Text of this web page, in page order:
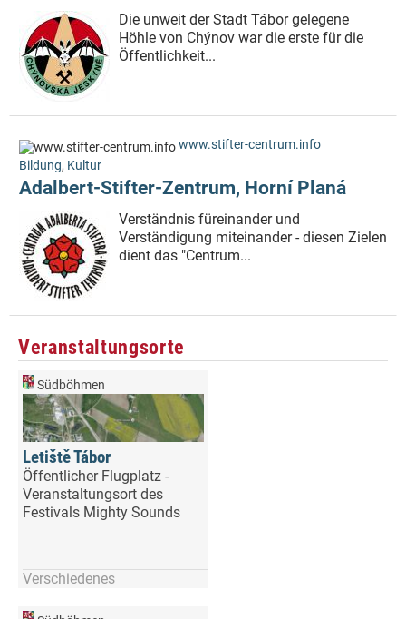
Die unweit der Stadt Tábor gelegene
Höhle von Chýnov war die erste für die
Öffentlichkeit...
www.stifter-centrum.info
Bildung, Kultur
Adalbert-Stifter-Zentrum, Horní Planá
Verständnis füreinander und
Verständigung miteinander - diesen Zielen
dient das "Centrum...
Veranstaltungsorte
Südböhmen
Letiště Tábor
Öffentlicher Flugplatz -
Veranstaltungsort des
Festivals Mighty Sounds
Verschiedenes